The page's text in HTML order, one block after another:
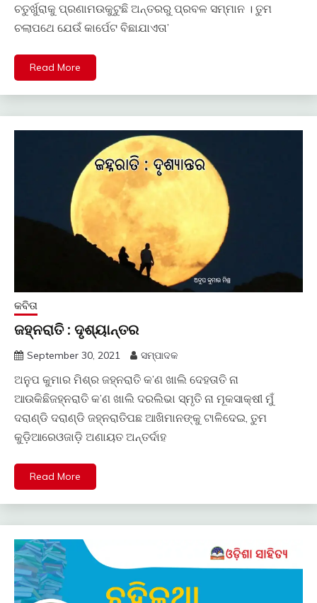
ଚତୁର୍ଖୁରାକୁ ପ୍ରଣାମଉକୁଟୁଛି ଅନ୍ତରରୁ ପ୍ରବଳ ସମ୍ମାନ । ତୁମ
ଚଲାପଥେ ଯେଉଁ କାର୍ପେଟ ବିଛାଯାଏତା’
Read More
କବିତା
ଜହ୍ନରାତି : ଦୃଶ୍ୟାନ୍ତର
September 30, 2021 ସମ୍ପାଦକ
ଅନୁପ କୁମାର ମିଶ୍ର ଜହ୍ନରାତି କ’ଣ ଖାଲି ଦେହତାତି ନା
ଆଉକିଛିଜହ୍ନରାତି କ’ଣ ଖାଲି ଦରଲିଭା ସ୍ମୃତି ନା ମୂକସାକ୍ଷୀ ମୁଁ
ଦରାଣ୍ଡି ଦରାଣ୍ଡି ଜହ୍ନରାତିପଛ ଆଖିମାନଙ୍କୁ ଟାଳିଦେଇ, ତୁମ
କୁଡ଼ିଆରେଓଜାଡ଼ି ଅଣାୟତ ଅନ୍ତର୍ଦାହ
Read More